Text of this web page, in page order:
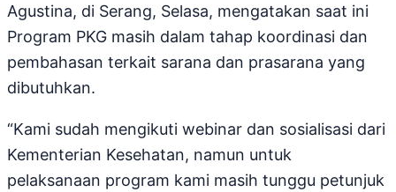
Agustina, di Serang, Selasa, mengatakan saat ini
Program PKG masih dalam tahap koordinasi dan
pembahasan terkait sarana dan prasarana yang
dibutuhkan.
“Kami sudah mengikuti webinar dan sosialisasi dari
Kementerian Kesehatan, namun untuk
pelaksanaan program kami masih tunggu petunjuk